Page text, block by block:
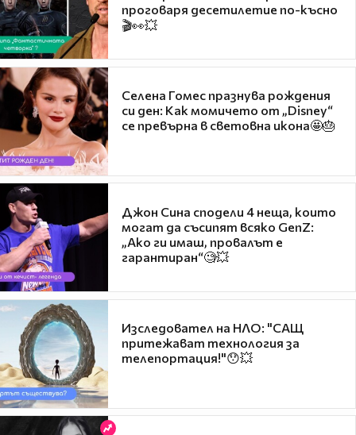
проговаря десетилетие по-късно
🎬👀💥
Селена Гомес празнува рождения
си ден: Как момичето от „Disney“
се превърна в световна икона🤩🎂
Джон Сина сподели 4 неща, които
могат да съсипят всяко GenZ:
„Ако ги имаш, провалът е
гарантиран“🧐💥
Изследовател на НЛО: "САЩ
притежават технология за
телепортация!"😯💥